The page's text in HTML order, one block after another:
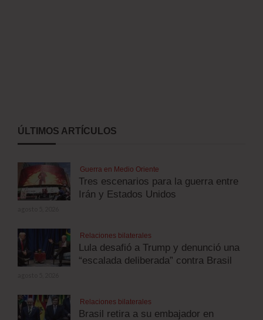
ÚLTIMOS ARTÍCULOS
Guerra en Medio Oriente
Tres escenarios para la guerra entre
Irán y Estados Unidos
Relaciones bilaterales
Lula desafió a Trump y denunció una
“escalada deliberada” contra Brasil
Relaciones bilaterales
Brasil retira a su embajador en